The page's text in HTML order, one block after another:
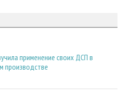
применение своих ДСП в
производстве